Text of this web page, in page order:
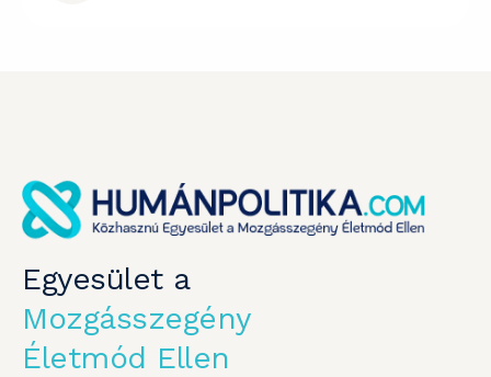
Egyesület a
Mozgásszegény
Életmód Ellen